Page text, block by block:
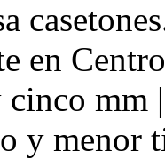
en
mm
y menor